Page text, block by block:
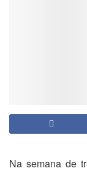
Na semana de